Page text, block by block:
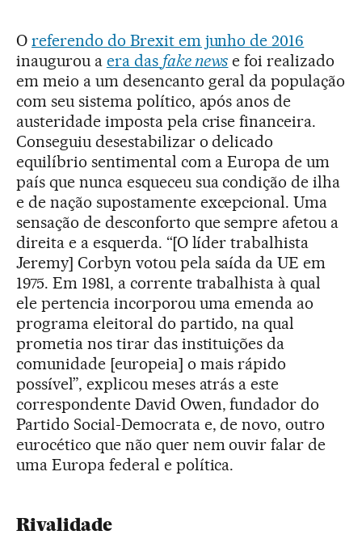
O referendo do Brexit em junho de 2016
inaugurou a era das fake news e foi realizado
em meio a um desencanto geral da população
com seu sistema político, após anos de
austeridade imposta pela crise financeira.
Conseguiu desestabilizar o delicado
equilíbrio sentimental com a Europa de um
país que nunca esqueceu sua condição de ilha
e de nação supostamente excepcional. Uma
sensação de desconforto que sempre afetou a
direita e a esquerda. “[O líder trabalhista
Jeremy] Corbyn votou pela saída da UE em
1975. Em 1981, a corrente trabalhista à qual
ele pertencia incorporou uma emenda ao
programa eleitoral do partido, na qual
prometia nos tirar das instituições da
comunidade [europeia] o mais rápido
possível”, explicou meses atrás a este
correspondente David Owen, fundador do
Partido Social-Democrata e, de novo, outro
eurocético que não quer nem ouvir falar de
uma Europa federal e política.
Rivalidade